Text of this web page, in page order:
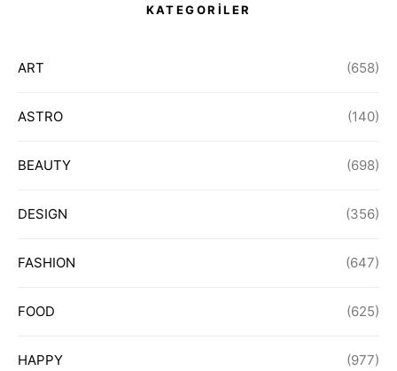
KATEGORİLER
ART (658)
ASTRO (140)
BEAUTY (698)
DESIGN (356)
FASHION (647)
FOOD (625)
HAPPY (977)